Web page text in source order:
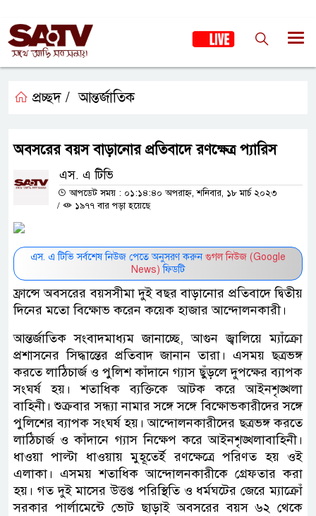
প্রচ্ছদ / আন্তর্জাতিক
অবসরের বয়স বাড়ানোর প্রতিবাদে রণক্ষেত্র প্যারিস
এস. এ টিভি
আপডেট সময় : ০১:১৪:৪০ অপরাহ্ন, শনিবার, ১৮ মার্চ ২০২৩
/
১৯৭৭ বার পড়া হয়েছে
এস. এ টিভি সর্বশেষ নিউজ পেতে অনুসরণ করুন গুগল নিউজ (Google
News) ফিডটি
ফ্রান্সে অবসরের বয়সসীমা দুই বছর বাড়ানোর প্রতিবাদে দ্বিতীয়
দিনের মতো বিক্ষোভ করেন কয়েক হাজার আন্দোলনকারী।
আন্তর্জাতিক সংবাদমাধ্যম জানাচ্ছে, আগুন জ্বালিয়ে ম্যাঁক্রো
প্রশাসনের সিদ্ধান্তের প্রতিবাদ জানান তারা। এসময় ছত্রভঙ্গ
করতে লাঠিচার্জ ও পুলিশ কাঁদানে গ্যাস ছুঁড়লে দুপক্ষের ব্যাপক
সংঘর্ষ হয়। শতাধিক ব্যক্তিকে আটক করে আইনশৃঙ্খলা
বাহিনী। শুক্রবার সন্ধ্যা নামার সঙ্গে সঙ্গে বিক্ষোভকারীদের সঙ্গে
পুলিশের ব্যাপক সংঘর্ষ হয়। আন্দোলনকারীদের ছত্রভঙ্গ করতে
লাঠিচার্জ ও কাঁদানে গ্যাস নিক্ষেপ করে আইনশৃঙ্খলাবাহিনী।
ধাওয়া পাল্টা ধাওয়ায় মুহূতের্ই রণক্ষেত্রে পরিণত হয় ওই
এলাকা। এসময় শতাধিক আন্দোলনকারীকে গ্রেফতার করা
হয়। গত দুই মাসের উত্তপ্ত পরিস্থিতি ও ধর্মঘটের জেরে ম্যাক্রোঁ
সরকার পার্লামেন্টে ভোট ছাড়াই অবসরের বয়স ৬২ থেকে